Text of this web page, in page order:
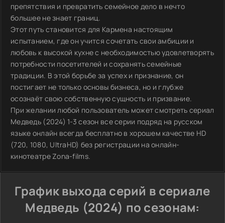
препятствия и превратить семейное дело в нечто
большее не знает границ.
Этот путь становится для Кармена настоящим
испытанием, где он учится сочетать свои амбиции и
любовь к высокой кухне с необходимостью удовлетворять
потребности посетителей и сохранять семейные
традиции. В этой борьбе за успех и признание, он
постигает не только основы бизнеса, но и глубже
осознаёт свою собственную сущность и призвание.
При желании любой пользователь может смотреть сериал
Медведь (2024) 1-3 сезон все серии подряд на русском
языке онлайн всегда бесплатно в хорошем качестве HD
(720, 1080, UltraHD) без регистрации на онлайн-
кинотеатре Zona-films.
График выхода серий в сериале
Медведь (2024) по сезонам: